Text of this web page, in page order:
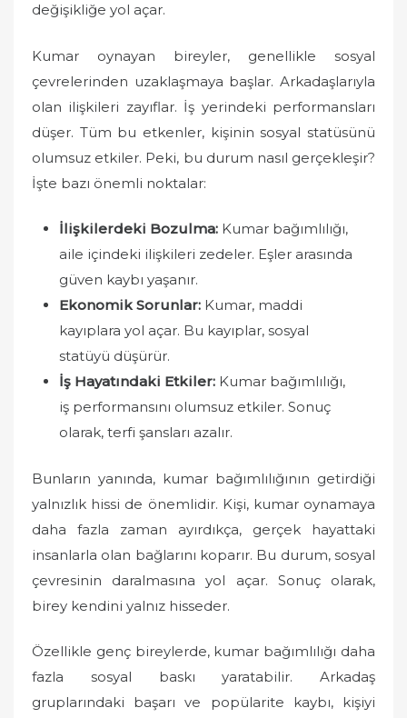
değişikliğe yol açar.
Kumar oynayan bireyler, genellikle sosyal
çevrelerinden uzaklaşmaya başlar. Arkadaşlarıyla
olan ilişkileri zayıflar. İş yerindeki performansları
düşer. Tüm bu etkenler, kişinin sosyal statüsünü
olumsuz etkiler. Peki, bu durum nasıl gerçekleşir?
İşte bazı önemli noktalar:
İlişkilerdeki Bozulma: Kumar bağımlılığı,
aile içindeki ilişkileri zedeler. Eşler arasında
güven kaybı yaşanır.
Ekonomik Sorunlar: Kumar, maddi
kayıplara yol açar. Bu kayıplar, sosyal
statüyü düşürür.
İş Hayatındaki Etkiler: Kumar bağımlılığı,
iş performansını olumsuz etkiler. Sonuç
olarak, terfi şansları azalır.
Bunların yanında, kumar bağımlılığının getirdiği
yalnızlık hissi de önemlidir. Kişi, kumar oynamaya
daha fazla zaman ayırdıkça, gerçek hayattaki
insanlarla olan bağlarını koparır. Bu durum, sosyal
çevresinin daralmasına yol açar. Sonuç olarak,
birey kendini yalnız hisseder.
Özellikle genç bireylerde, kumar bağımlılığı daha
fazla sosyal baskı yaratabilir. Arkadaş
gruplarındaki başarı ve popülarite kaybı, kişiyi